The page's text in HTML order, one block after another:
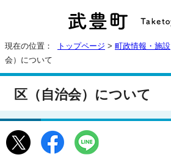
現在の位置： トップページ > 町政情報・施設
会）について
区（自治会）について